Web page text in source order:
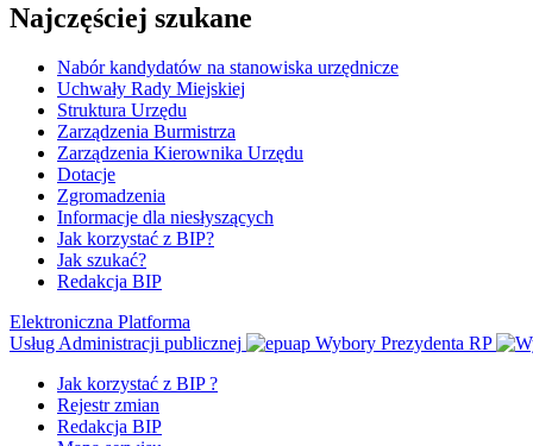
Najczęściej szukane
Nabór kandydatów na stanowiska urzędnicze
Uchwały Rady Miejskiej
Struktura Urzędu
Zarządzenia Burmistrza
Zarządzenia Kierownika Urzędu
Dotacje
Zgromadzenia
Informacje dla niesłyszących
Jak korzystać z BIP?
Jak szukać?
Redakcja BIP
Elektroniczna Platforma
Usług Administracji publicznej
Wybory Prezydenta RP
Jak korzystać z BIP ?
Rejestr zmian
Redakcja BIP